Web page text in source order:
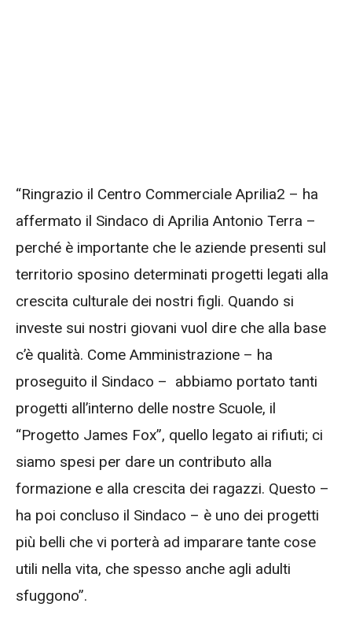
“Ringrazio il Centro Commerciale Aprilia2 – ha
affermato il Sindaco di Aprilia Antonio Terra –
perché è importante che le aziende presenti sul
territorio sposino determinati progetti legati alla
crescita culturale dei nostri figli. Quando si
investe sui nostri giovani vuol dire che alla base
c’è qualità. Come Amministrazione – ha
proseguito il Sindaco – abbiamo portato tanti
progetti all’interno delle nostre Scuole, il
“Progetto James Fox”, quello legato ai rifiuti; ci
siamo spesi per dare un contributo alla
formazione e alla crescita dei ragazzi. Questo –
ha poi concluso il Sindaco – è uno dei progetti
più belli che vi porterà ad imparare tante cose
utili nella vita, che spesso anche agli adulti
sfuggono”.